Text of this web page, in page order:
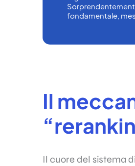
fondamentale,
Il
Il cuore del sistema